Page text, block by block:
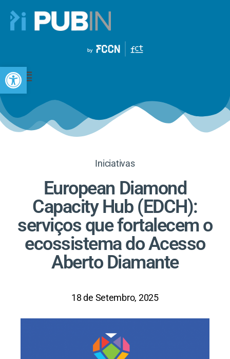
Open toolbar
Iniciativas
European Diamond
Capacity Hub (EDCH):
serviços que fortalecem o
ecossistema do Acesso
Aberto Diamante
18 de Setembro, 2025